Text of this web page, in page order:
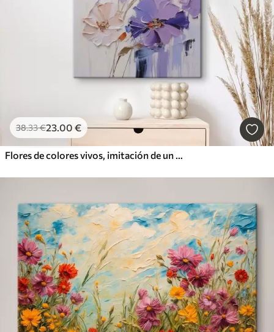
38.33€23.00 €
Flores de colores vivos, imitación de un cuadro